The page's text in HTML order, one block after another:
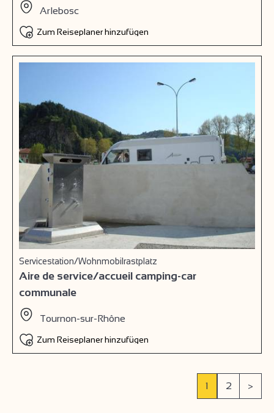
Arlebosc
Zum Reiseplaner hinzufügen
Servicestation/Wohnmobilrastplatz
Aire de service/accueil camping-car
communale
Tournon-sur-Rhône
Zum Reiseplaner hinzufügen
1 2 >